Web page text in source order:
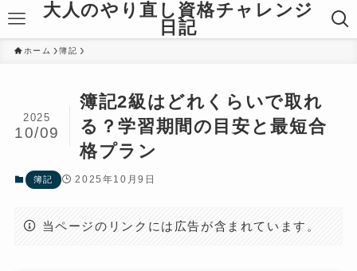
大人のやり直し資格チャレンジ
日記
ホーム 簿記
簿記2級はどれくらいで取れ
る？学習期間の目安と最短合
格プラン
2025
10/09
簿記 2025年10月9日
当ページのリンクには広告が含まれています。